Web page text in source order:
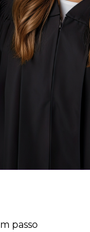
passo